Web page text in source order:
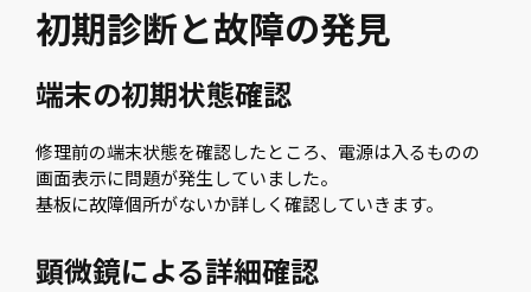
初期診断と故障の発見
端末の初期状態確認
修理前の端末状態を確認したところ、電源は入るものの
画面表示に問題が発生していました。
基板に故障個所がないか詳しく確認していきます。
顕微鏡による詳細確認